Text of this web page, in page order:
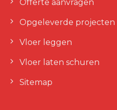
Offerte aanvragen
Opgeleverde projecten
Vloer leggen
Vloer laten schuren
Sitemap